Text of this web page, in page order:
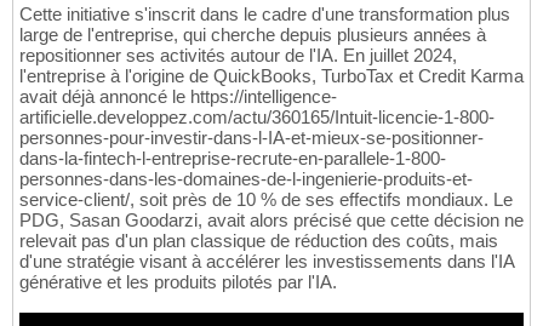
Cette initiative s'inscrit dans le cadre d'une transformation plus
large de l'entreprise, qui cherche depuis plusieurs années à
repositionner ses activités autour de l'IA. En juillet 2024,
l'entreprise à l'origine de QuickBooks, TurboTax et Credit Karma
avait déjà annoncé le https://intelligence-
artificielle.developpez.com/actu/360165/Intuit-licencie-1-800-
personnes-pour-investir-dans-l-IA-et-mieux-se-positionner-
dans-la-fintech-l-entreprise-recrute-en-parallele-1-800-
personnes-dans-les-domaines-de-l-ingenierie-produits-et-
service-client/, soit près de 10 % de ses effectifs mondiaux. Le
PDG, Sasan Goodarzi, avait alors précisé que cette décision ne
relevait pas d'un plan classique de réduction des coûts, mais
d'une stratégie visant à accélérer les investissements dans l'IA
générative et les produits pilotés par l'IA.